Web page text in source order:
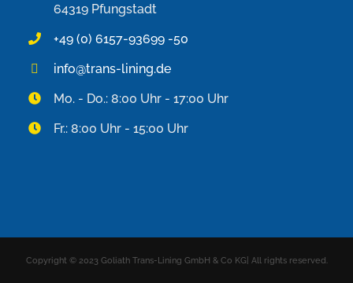
64319 Pfungstadt
+49 (0) 6157-93699 -50
info@trans-lining.de
Mo. - Do.: 8:00 Uhr - 17:00 Uhr
Fr.: 8:00 Uhr - 15:00 Uhr
Copyright © 2023 Goliath Trans-Lining GmbH & Co KG| All rights reserved.